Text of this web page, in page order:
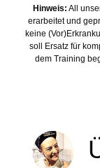
Hinweis: All
erarbeitet und
keine
soll Ersatz für
dem Training